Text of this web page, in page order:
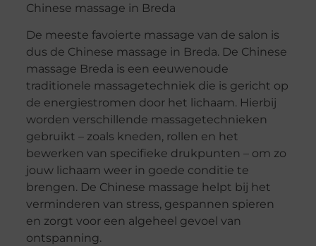
Chinese massage in Breda
De meeste favoierte massage van de salon is
dus de Chinese massage in Breda. De Chinese
massage Breda is een eeuwenoude
traditionele massagetechniek die is gericht op
de energiestromen door het lichaam. Hierbij
worden verschillende massagetechnieken
gebruikt – zoals kneden, rollen en het
bewerken van specifieke drukpunten – om zo
jouw lichaam weer in goede conditie te
brengen. De Chinese massage helpt bij het
verminderen van stress, gespannen spieren
en zorgt voor een algeheel gevoel van
ontspanning.